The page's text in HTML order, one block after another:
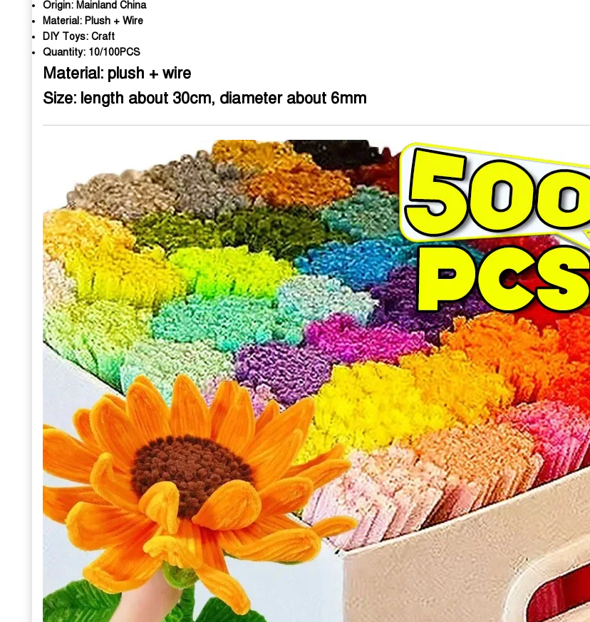
Origin: Mainland China
Material: Plush + Wire
DIY Toys: Craft
Quantity: 10/100PCS
Material: plush + wire
Size: length about 30cm, diameter about 6mm